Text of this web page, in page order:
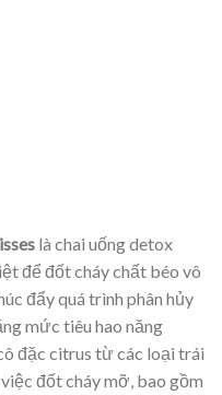
là chai uống detox
để đốt cháy chất béo vô
đẩy quá trình phân hủy
mức tiêu hao năng
đặc citrus từ các loại trái
đốt cháy mỡ, bao gồm